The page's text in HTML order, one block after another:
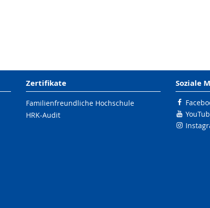
Zertifikate
Familienfreundliche Hochschule
HRK-Audit
Soziale